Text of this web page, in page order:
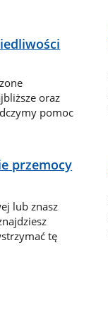
oraz
pomoc
przemocy
lub znasz
tę